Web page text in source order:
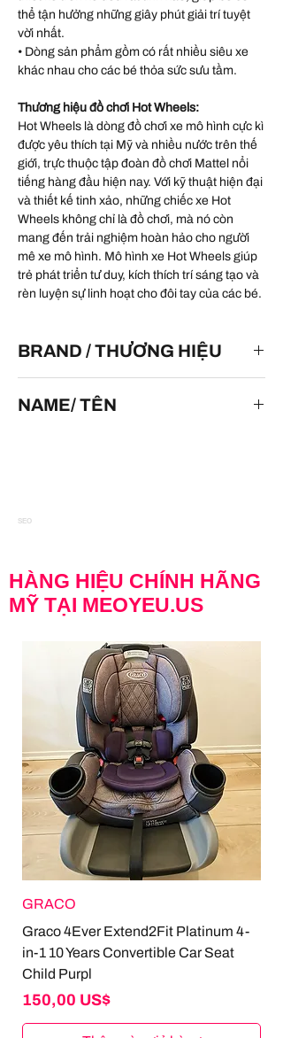
thể tận hưởng những giây phút giải trí tuyệt
vời nhất.
• Dòng sản phẩm gồm có rất nhiều siêu xe
khác nhau cho các bé thỏa sức sưu tầm.
Thương hiệu đồ chơi Hot Wheels:
Hot Wheels là dòng đồ chơi xe mô hình cực kì
được yêu thích tại Mỹ và nhiều nước trên thế
giới, trực thuộc tập đoàn đồ chơi Mattel nổi
tiếng hàng đầu hiện nay. Với kỹ thuật hiện đại
và thiết kế tinh xảo, những chiếc xe Hot
Wheels không chỉ là đồ chơi, mà nó còn
mang đến trải nghiệm hoàn hảo cho người
mê xe mô hình. Mô hình xe Hot Wheels giúp
trẻ phát triển tư duy, kích thích trí sáng tạo và
rèn luyện sự linh hoạt cho đôi tay của các bé.
BRAND / THƯƠNG HIỆU
NAME/ TÊN
SEO
HÀNG HIỆU CHÍNH HÃNG
MỸ TẠI MEOYEU.US
GRACO
Graco 4Ever Extend2Fit Platinum 4-
in-1 10 Years Convertible Car Seat
Child Purpl
Giá
150,00 US$